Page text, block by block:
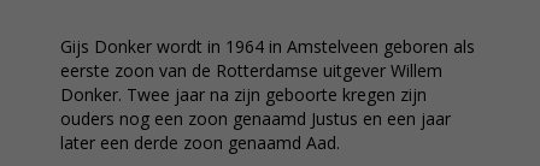
Gijs Donker wordt in 1964 in Amstelveen geboren als
eerste zoon van de Rotterdamse uitgever Willem
Donker. Twee jaar na zijn geboorte kregen zijn
ouders nog een zoon genaamd Justus en een jaar
later een derde zoon genaamd Aad.